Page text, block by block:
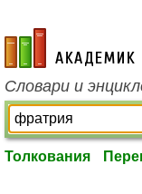
academic.ru
Словари и
Толкования